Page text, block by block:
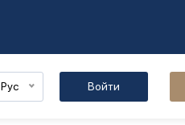
Рус Войти